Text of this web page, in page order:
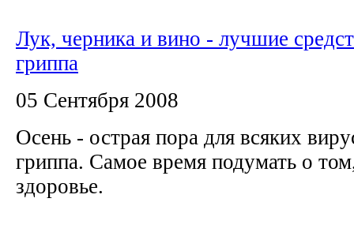
Лук, черника и вино - лучшие
гриппа
05 Сентября 2008
Осень - острая пора для всяких
гриппа. Самое время подумать о
здоровье.